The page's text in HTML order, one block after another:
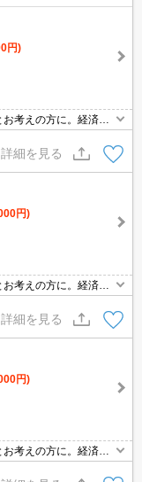
円)
考えの方に。経済的
詳細を見る
円)
考えの方に。経済的
詳細を見る
円)
考えの方に。経済的